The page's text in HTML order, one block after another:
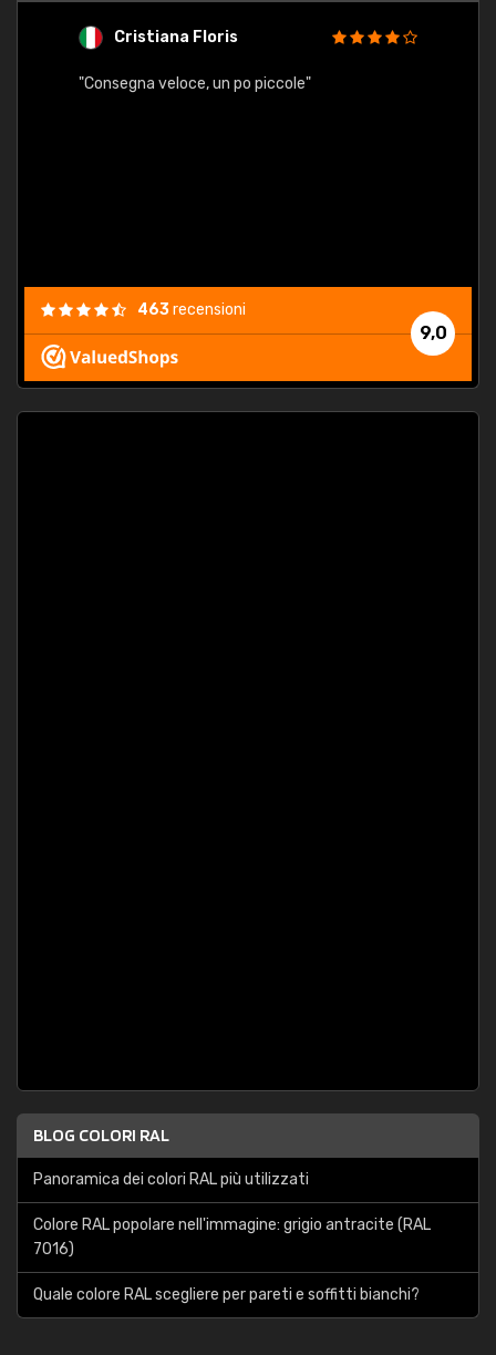
Cristiana Floris
"Consegna veloce, un po piccole"
9,0
463recensioni
BLOG COLORI RAL
Panoramica dei colori RAL più utilizzati
Colore RAL popolare nell'immagine: grigio antracite (RAL
7016)
Quale colore RAL scegliere per pareti e soffitti bianchi?